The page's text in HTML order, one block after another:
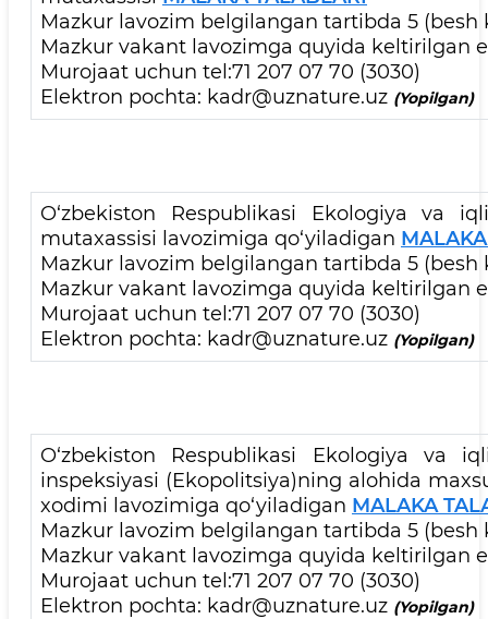
Mazkur lavozim belgilangan tartibda 5 (besh
Mazkur vakant lavozimga quyida keltirilgan
Murojaat uchun tel:71 207 07 70 (3030)
Elektron pochta: kadr@uznature.uz (Yopilgan)
O‘zbekiston Respublikasi Ekologiya va
mutaxassisi lavozimiga qo‘yiladigan
Mazkur lavozim belgilangan tartibda 5 (besh
Mazkur vakant lavozimga quyida keltirilgan
Murojaat uchun tel:71 207 07 70 (3030)
Elektron pochta: kadr@uznature.uz (Yopilgan)
O‘zbekiston Respublikasi Ekologiya va
inspeksiyasi (Ekopolitsiya)ning alohida
xodimi lavozimiga qo‘yiladigan MALAKA
Mazkur lavozim belgilangan tartibda 5 (besh
Mazkur vakant lavozimga quyida keltirilgan
Murojaat uchun tel:71 207 07 70 (3030)
Elektron pochta: kadr@uznature.uz (Yopilgan)